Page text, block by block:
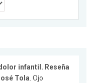
infantil. Reseña
Tola. Ojo